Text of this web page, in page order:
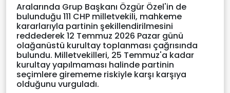
Aralarında Grup Başkanı Özgür Özel'in de
bulunduğu 111 CHP milletvekili, mahkeme
kararlarıyla partinin şekillendirilmesini
reddederek 12 Temmuz 2026 Pazar günü
olağanüstü kurultay toplanması çağrısında
bulundu. Milletvekilleri, 25 Temmuz'a kadar
kurultay yapılmaması halinde partinin
seçimlere girememe riskiyle karşı karşıya
olduğunu vurguladı.